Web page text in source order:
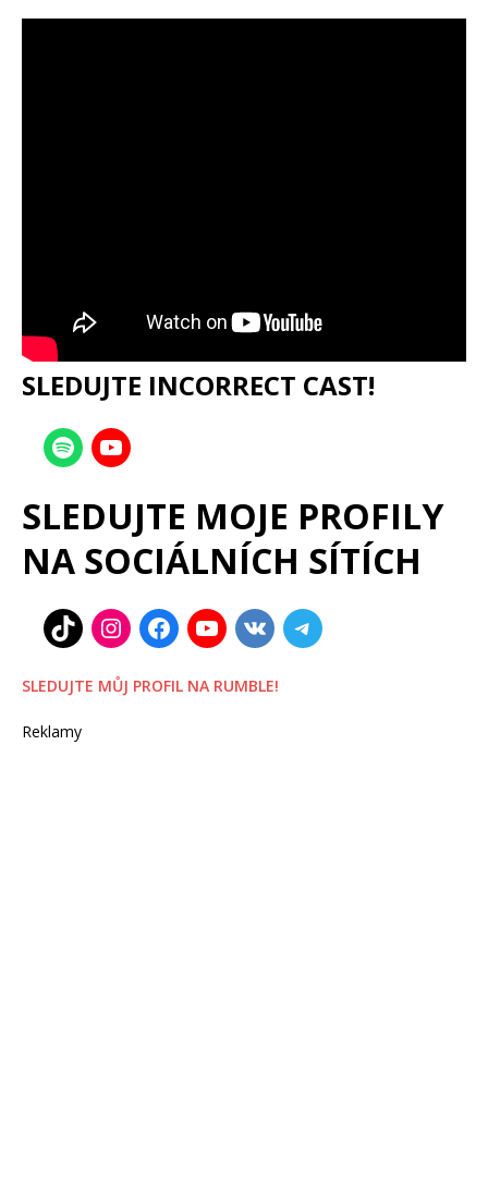
SLEDUJTE INCORRECT CAST!
SLEDUJTE MOJE PROFILY
NA SOCIÁLNÍCH SÍTÍCH
SLEDUJTE MŮJ PROFIL NA RUMBLE!
Reklamy